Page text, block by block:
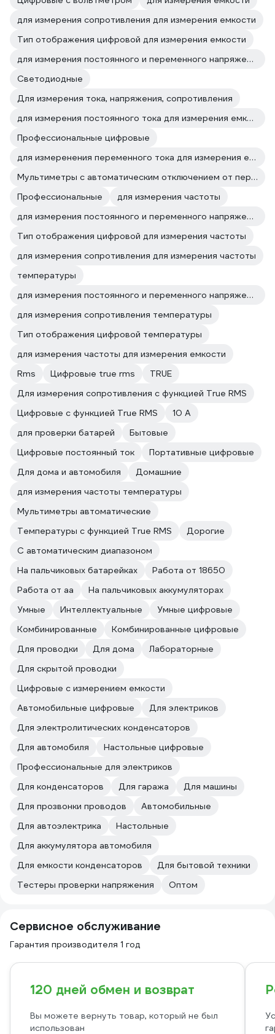
для измерения сопротивления для измерения емкости
Тип отображения цифровой для измерения емкости
для измерения постоянного и переменного напряжения для измерения емкости
Светодиодные
Для измерения тока, напряжения, сопротивления
для измерения постоянного тока для измерения емкости
Профессиональные цифровые
для измеренения переменного тока для измерения емкости
Мультиметры с автоматическим отключением от перегрузки
Профессиональные
для измерения частоты
для измерения постоянного и переменного напряжения для измерения частоты
Тип отображения цифровой для измерения частоты
для измерения сопротивления для измерения частоты
температуры
для измерения постоянного и переменного напряжения температуры
для измерения сопротивления температуры
Тип отображения цифровой температуры
для измерения частоты для измерения емкости
Rms
Цифровые true rms
TRUE
Для измерения сопротивления с функцией True RMS
Цифровые с функцией True RMS
10 А
для проверки батарей
Бытовые
Цифровые постоянный ток
Портативные цифровые
Для дома и автомобиля
Домашние
для измерения частоты температуры
Мультиметры автоматические
Температуры с функцией True RMS
Дорогие
С автоматическим диапазоном
На пальчиковых батарейках
Работа от 18650
Работа от аа
На пальчиковых аккумуляторах
Умные
Интеллектуальные
Умные цифровые
Комбинированные
Комбинированные цифровые
Для проводки
Для дома
Лабораторные
Для скрытой проводки
Цифровые с измерением емкости
Автомобильные цифровые
Для электриков
Для электролитических конденсаторов
Для автомобиля
Настольные цифровые
Профессиональные для электриков
Для конденсаторов
Для гаража
Для машины
Для прозвонки проводов
Автомобильные
Для автоэлектрика
Настольные
Для аккумулятора автомобиля
Для емкости конденсаторов
Для бытовой техники
Тестеры проверки напряжения
Оптом
Сервисное обслуживание
Гарантия производителя 1 год
120 дней обмен и возврат
Вы можете вернуть товар, который не был
использован